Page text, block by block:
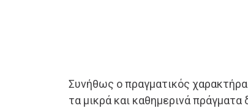
Συνήθως ο πραγματικός
τα μικρά και καθημερινά πράγματα